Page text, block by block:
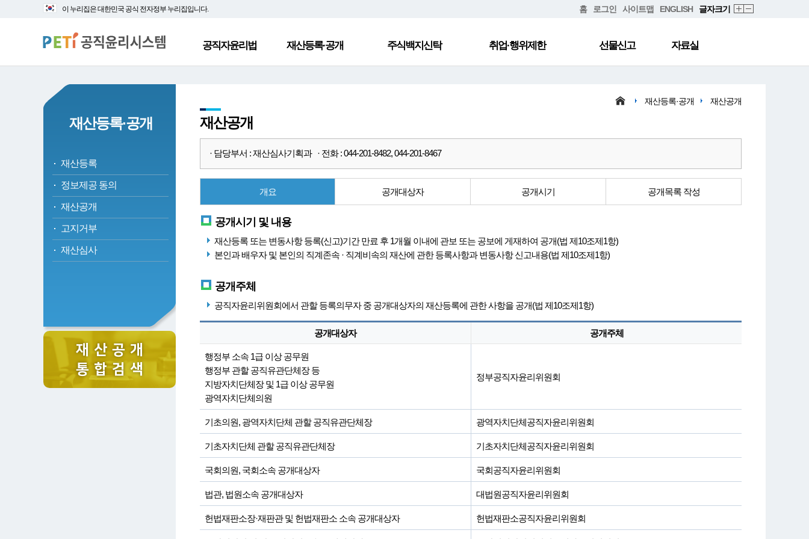
대
바
로
본
로
가
이 누리집은 대한민국 공식 전자정부 누리집입니다. 홈 로그인 사이트맵 ENGLISH 글자크기
공직자윤리법 재산등록·공개 주식백지신탁 취업·행위제한 선물신고 자료실
재산등록·공개
재산등록
정보제공 동의
재산공개
고지거부
재산심사
재 산 공 개
통 합 검 색
재산등록·공개 재산공개
재산공개
· 담당부서 : 재산심사기획과 · 전화 : 044-201-8482, 044-201-8467
개요 공개대상자 공개시기 공개목록 작성
공개시기 및 내용
재산등록 또는 변동사항 등록(신고)기간 만료 후 1개월 이내에 관보 또는 공보에 게재하여 공개(법 제10조제1항)
본인과 배우자 및 본인의 직계존속 · 직계비속의 재산에 관한 등록사항과 변동사항 신고내용(법 제10조제1항)
공개주체
공직자윤리위원회에서 관할 등록의무자 중 공개대상자의 재산등록에 관한 사항을 공개(법 제10조제1항)
공개대상자 공개주체
행정부 소속 1급 이상 공무원
행정부 관할 공직유관단체장 등
지방자치단체장 및 1급 이상 공무원
광역자치단체의원
정부공직자윤리위원회
기초의원, 광역자치단체 관할 공직유관단체장 광역자치단체공직자윤리위원회
기초자치단체 관할 공직유관단체장 기초자치단체공직자윤리위원회
국회의원, 국회소속 공개대상자 국회공직자윤리위원회
법관, 법원소속 공개대상자 대법원공직자윤리위원회
헌법재판소장·재판관 및 헌법재판소 소속 공개대상자 헌법재판소공직자윤리위원회